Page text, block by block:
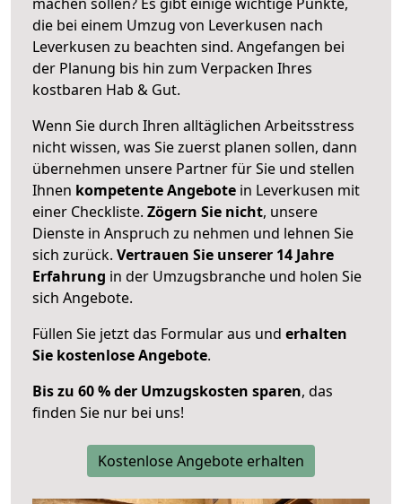
die bei einem Umzug von Leverkusen nach
Leverkusen zu beachten sind. Angefangen bei
der Planung bis hin zum Verpacken Ihres
kostbaren Hab & Gut.
Wenn Sie durch Ihren alltäglichen Arbeitsstress
nicht wissen, was Sie zuerst planen sollen, dann
übernehmen unsere Partner für Sie und stellen
Ihnen kompetente Angebote in Leverkusen mit
einer Checkliste. Zögern Sie nicht, unsere
Dienste in Anspruch zu nehmen und lehnen Sie
sich zurück. Vertrauen Sie unserer 14 Jahre
Erfahrung in der Umzugsbranche und holen Sie
sich Angebote.
Füllen Sie jetzt das Formular aus und erhalten
Sie kostenlose Angebote.
Bis zu 60 % der Umzugskosten sparen, das
finden Sie nur bei uns!
Kostenlose Angebote erhalten